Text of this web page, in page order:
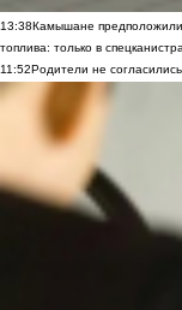
13:38Камышане
топлива: только в
11:52Родители не